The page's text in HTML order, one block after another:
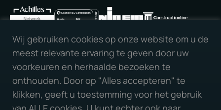
Nottingham
Newcastle
Bristol
Birmingham
Milton Keynes
Oxford
Lezen
Slough
Maak contact met ons:
Wij gebruiken cookies op onze website om u de
meest relevante ervaring te geven door uw
voorkeuren en herhaalde bezoeken te
onthouden. Door op "Alles accepteren" te
klikken, geeft u toestemming voor het gebruik